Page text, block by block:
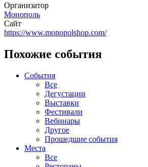
Организатор
Монополь
Сайт
https://www.monopolshop.com/
Похожие события
События
Все
Дегустации
Выставки
Фестивали
Вебинары
Другое
Прошедшие события
Места
Все